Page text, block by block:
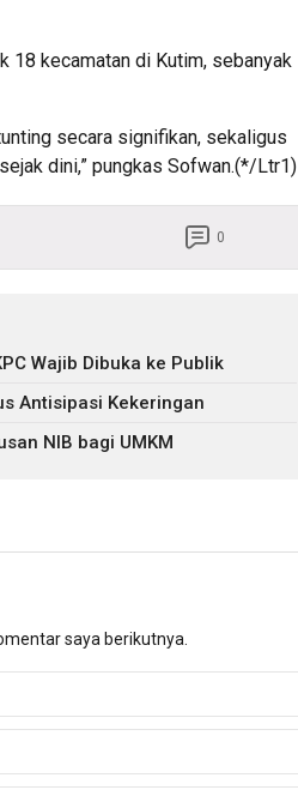
18 kecamatan di Kutim, sebanyak
secara signifikan, sekaligus
dini,” pungkas Sofwan.(*/Ltr1)
0
Wajib Dibuka ke Publik
Antisipasi Kekeringan
NIB bagi UMKM
saya berikutnya.